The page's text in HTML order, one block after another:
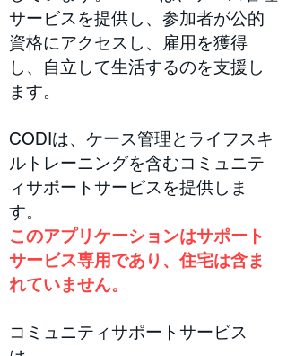
サービスを提供し、参加者が公的
資格にアクセスし、雇用を獲得
し、自立して生活するのを支援し
ます。
CODIは、ケース管理とライフスキ
ルトレーニングを含むコミュニテ
ィサポートサービスを提供しま
す。
このアプリケーションはサポート
サービス専用であり、住宅は含ま
れていません。
コミュニティサポートサービス